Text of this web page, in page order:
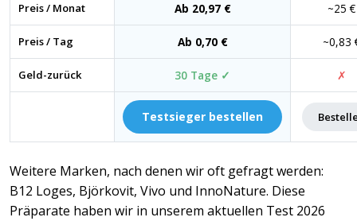
Preis / Monat Ab 20,97 € ~25 €
Preis / Tag Ab 0,70 € ~0,83
Geld-zurück 30 Tage ✓ ✗
Testsieger bestellen
Weitere Marken, nach denen wir oft gefragt werden:
B12 Loges, Björkovit, Vivo und InnoNature. Diese
Präparate haben wir in unserem aktuellen Test 2026